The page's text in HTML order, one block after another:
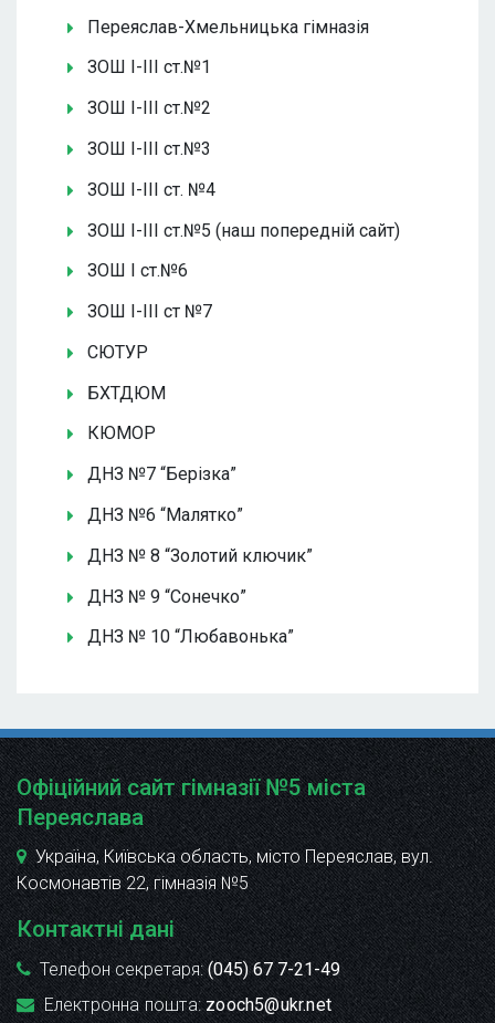
Переяслав-Хмельницька гімназія
ЗОШ І-ІІІ ст.№1
ЗОШ І-ІІІ ст.№2
ЗОШ І-ІІІ ст.№3
ЗОШ І-ІІІ ст. №4
ЗОШ І-ІІІ ст.№5 (наш попередній сайт)
ЗОШ І ст.№6
ЗОШ І-ІІІ ст №7
СЮТУР
БХТДЮМ
КЮМОР
ДНЗ №7 “Берізка”
ДНЗ №6 “Малятко”
ДНЗ № 8 “Золотий ключик”
ДНЗ № 9 “Сонечко”
ДНЗ № 10 “Любавонька”
Офіційний сайт гімназії №5 міста
Переяслава
Україна, Київська область, місто Переяслав, вул.
Космонавтів 22, гімназія №5
Контактні дані
Телефон секретаря:(045) 67 7-21-49
Електронна пошта:zooch5@ukr.net